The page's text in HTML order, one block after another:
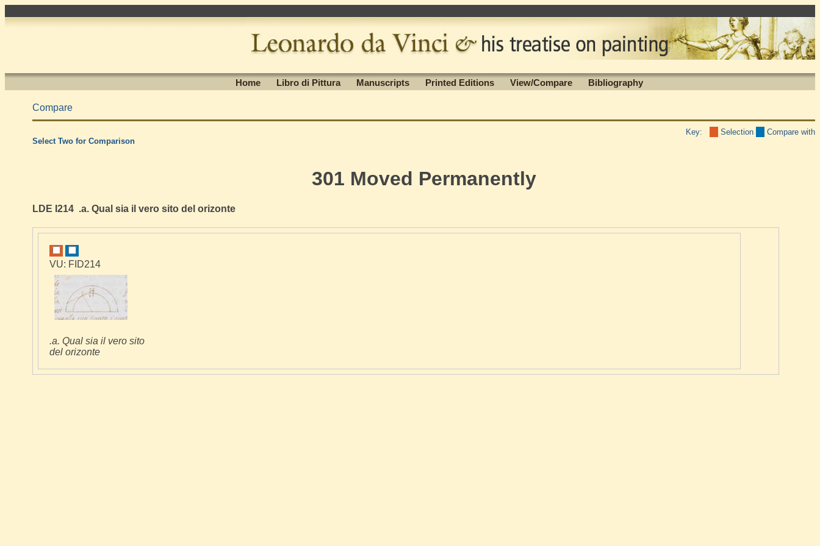
Home Libro di Pittura Manuscripts Printed Editions View/Compare Bibliography
Compare
Key: Selection
Compare with
Select Two for Comparison
301 Moved Permanently
LDE I214 .a. Qual sia il vero sito del orizonte
VU: FID214
.a. Qual sia il vero sito
del orizonte